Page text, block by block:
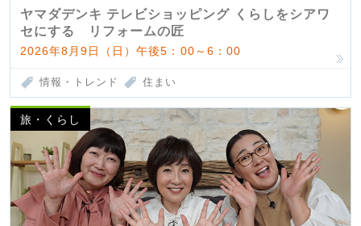
匠 第7弾
ヤマダデンキ テレビショッピング くらしをシアワ
セにする リフォームの匠
2026年8月9日（日）午後5：00～6：00
情報・トレンド 住まい
旅・くらし